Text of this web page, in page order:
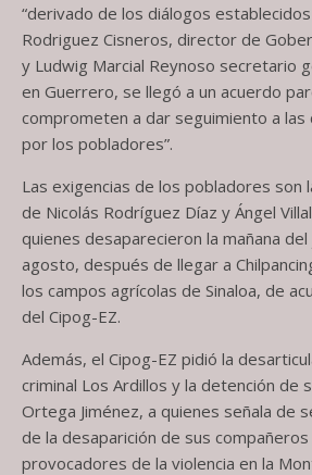
“derivado de los diálogos
Rodriguez Cisneros, director de
y Ludwig Marcial Reynoso secretario
en Guerrero, se llegó a un acuerdo
comprometen a dar seguimiento a las
por los pobladores”.
Las exigencias de los pobladores son
de Nicolás Rodríguez Díaz y Ángel
quienes desaparecieron la mañana
agosto, después de llegar a
los campos agrícolas de Sinaloa, de
del Cipog-EZ.
Además, el Cipog-EZ pidió la
criminal Los Ardillos y la detención de
Ortega Jiménez, a quienes señala de
de la desaparición de sus
provocadores de la violencia en la